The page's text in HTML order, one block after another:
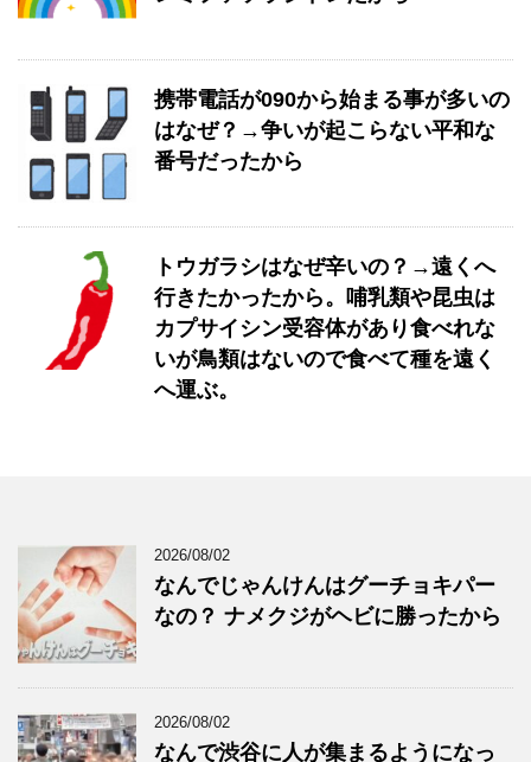
携帯電話が090から始まる事が多いの
はなぜ？→争いが起こらない平和な
番号だったから
トウガラシはなぜ辛いの？→遠くへ
行きたかったから。哺乳類や昆虫は
カプサイシン受容体があり食べれな
いが鳥類はないので食べて種を遠く
へ運ぶ。
2026/08/02
なんでじゃんけんはグーチョキパー
なの？ ナメクジがヘビに勝ったから
2026/08/02
なんで渋谷に人が集まるようになっ